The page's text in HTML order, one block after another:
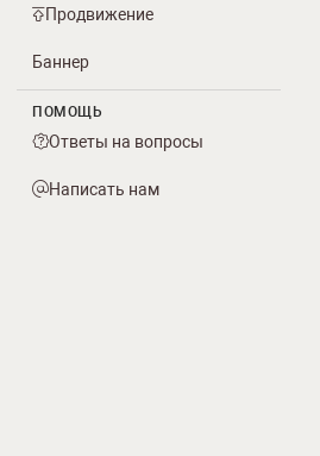
Продвижение
Баннер
ПОМОЩЬ
Ответы на вопросы
Написать нам